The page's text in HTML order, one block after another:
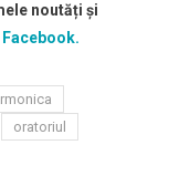
noutăți și
oratoriul